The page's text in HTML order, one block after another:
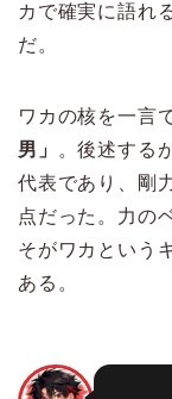
カで確実に語れ
だ。
ワカの核を一言
男」
。後述する
代表であり、剛
点だった。力の
そがワカという
ある。